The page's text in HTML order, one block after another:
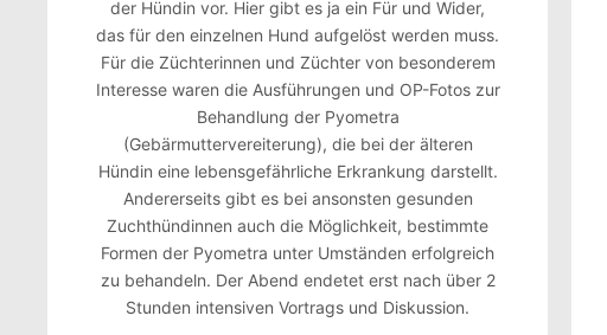
der Hündin vor. Hier gibt es ja ein Für und Wider,
das für den einzelnen Hund aufgelöst werden muss.
Für die Züchterinnen und Züchter von besonderem
Interesse waren die Ausführungen und OP-Fotos zur
Behandlung der Pyometra
(Gebärmuttervereiterung), die bei der älteren
Hündin eine lebensgefährliche Erkrankung darstellt.
Andererseits gibt es bei ansonsten gesunden
Zuchthündinnen auch die Möglichkeit, bestimmte
Formen der Pyometra unter Umständen erfolgreich
zu behandeln. Der Abend endetet erst nach über 2
Stunden intensiven Vortrags und Diskussion.